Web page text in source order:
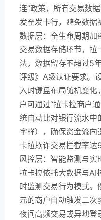
连”政策，所有交易数
发至发卡行，避免数据
数据层：全生命周期加
交易数据存储环节，
法，数据留存不超过5
评级》A级认证要求。
入时键盘布局随机变
户可通过“拉卡拉商户
统自动比对银行流水中
字样），确保资金流
卡拉欺诈交易拦截率达
风控层：智能监测与实
拉卡拉依托大数据与AI
时监测交易行为模式。
元的商户自动触发二次
夜间高频交易或异地登